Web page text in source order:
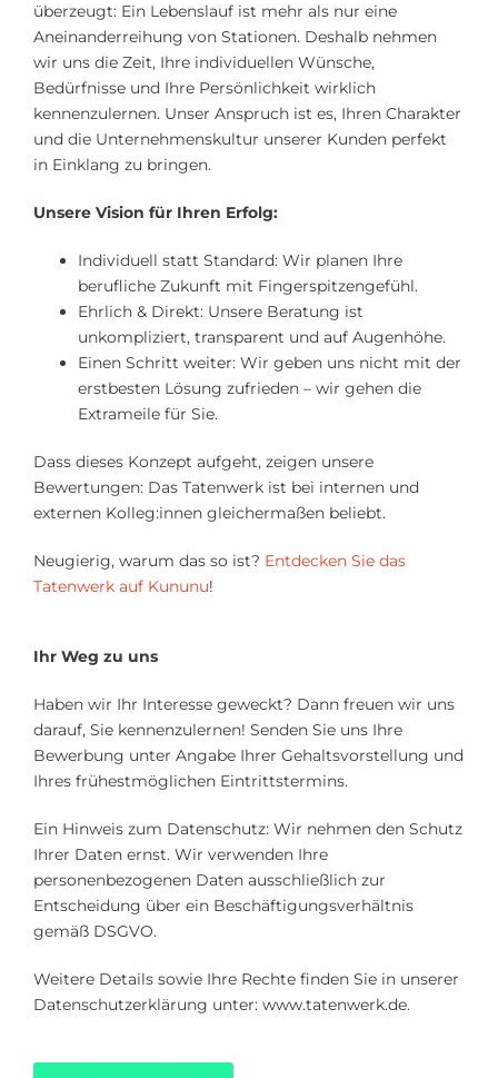
überzeugt: Ein Lebenslauf ist mehr als nur eine
Aneinanderreihung von Stationen. Deshalb nehmen
wir uns die Zeit, Ihre individuellen Wünsche,
Bedürfnisse und Ihre Persönlichkeit wirklich
kennenzulernen. Unser Anspruch ist es, Ihren Charakter
und die Unternehmenskultur unserer Kunden perfekt
in Einklang zu bringen.
Unsere Vision für Ihren Erfolg:
Individuell statt Standard: Wir planen Ihre
berufliche Zukunft mit Fingerspitzengefühl.
Ehrlich & Direkt: Unsere Beratung ist
unkompliziert, transparent und auf Augenhöhe.
Einen Schritt weiter: Wir geben uns nicht mit der
erstbesten Lösung zufrieden – wir gehen die
Extrameile für Sie.
Dass dieses Konzept aufgeht, zeigen unsere
Bewertungen: Das Tatenwerk ist bei internen und
externen Kolleg:innen gleichermaßen beliebt.
Neugierig, warum das so ist? Entdecken Sie das
Tatenwerk auf Kununu!
Ihr Weg zu uns
Haben wir Ihr Interesse geweckt? Dann freuen wir uns
darauf, Sie kennenzulernen! Senden Sie uns Ihre
Bewerbung unter Angabe Ihrer Gehaltsvorstellung und
Ihres frühestmöglichen Eintrittstermins.
Ein Hinweis zum Datenschutz: Wir nehmen den Schutz
Ihrer Daten ernst. Wir verwenden Ihre
personenbezogenen Daten ausschließlich zur
Entscheidung über ein Beschäftigungsverhältnis
gemäß DSGVO.
Weitere Details sowie Ihre Rechte finden Sie in unserer
Datenschutzerklärung unter: www.tatenwerk.de.